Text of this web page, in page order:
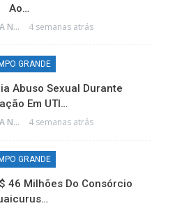
Ao…
PRIMEIRA HORA NEWS 4 semanas atrás
GRANDE
Abuso Sexual Durante
Em UTI…
PRIMEIRA HORA NEWS 4 semanas atrás
GRANDE
46 Milhões Do Consórcio